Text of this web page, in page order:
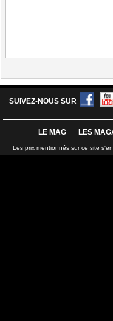
SUIVEZ-NOUS SUR
LE MAG LES
Les prix mentionnés sur ce site